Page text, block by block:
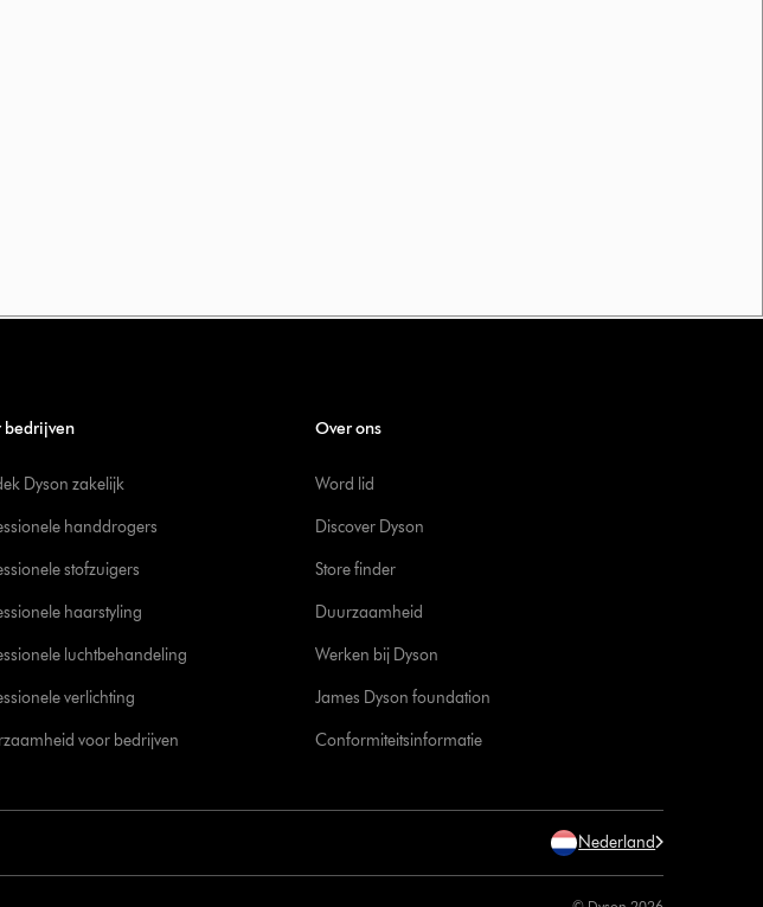
bedrijven
Dyson zakelijk
handdrogers
stofzuigers
haarstyling
luchtbehandeling
verlichting
voor bedrijven
Over ons
Word lid
Discover Dyson
Store finder
Duurzaamheid
Werken bij Dyson
James Dyson foundation
Conformiteitsinformatie
Nederland